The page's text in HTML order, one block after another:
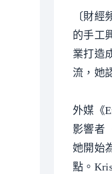
〔財
的手工
業打造
流，她
外媒《
影響者
她開始
點。